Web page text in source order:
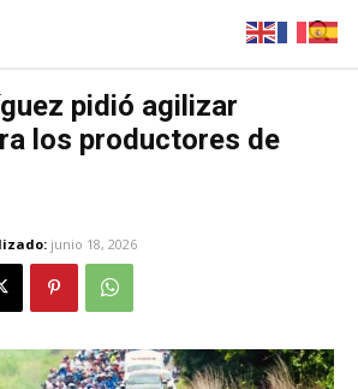
pidió agilizar
los productores de
junio 18, 2026